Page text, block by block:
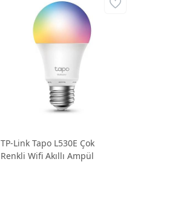
TP-Link Tapo L530E Çok
Renkli Wifi Akıllı Ampül